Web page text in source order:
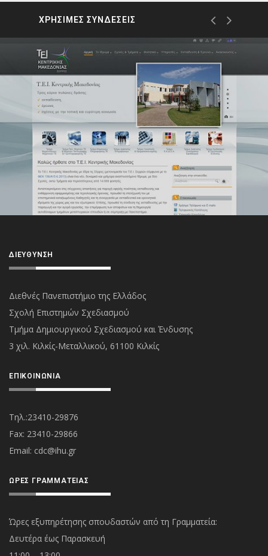
ΧΡΗΣΙΜΕΣ ΣΥΝΔΕΣΕΙΣ
ΔΙΕΎΘΥΝΣΗ
Διεθνές Πανεπιστήμιο της Ελλάδος
Σχολή Επιστημών Σχεδιασμού
Τμήμα Δημιουργικού Σχεδιασμού και Ένδυσης
3 χιλ. Κιλκίς-Μεταλλικού, 61100 Κιλκίς
ΕΠΙΚΟΙΝΩΝΊΑ
Τηλ.:23410-29876
Fax: 23410-29866
Εmail: cdc@ihu.gr
ΏΡΕΣ ΓΡΑΜΜΑΤΕΊΑΣ
Ώρες εξυπηρέτησης σπουδαστών από τη Γραμματεία:
Δευτέρα έως Παρασκευή